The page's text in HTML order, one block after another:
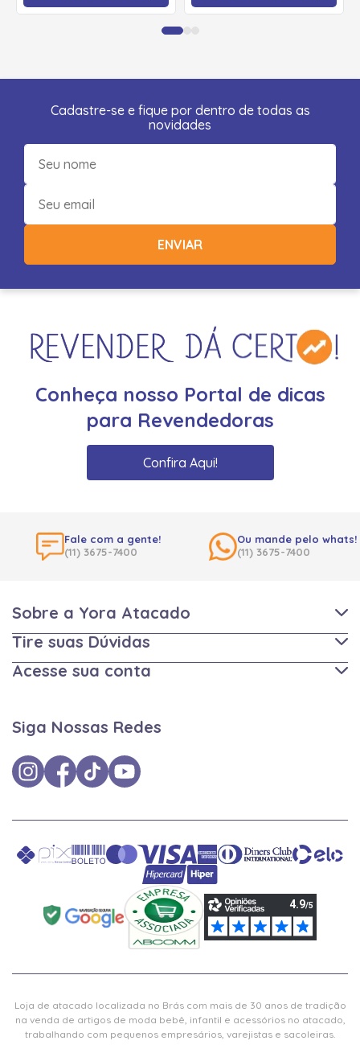
Cadastre-se e fique por dentro de todas as
novidades
ENVIAR
Conheça nosso Portal de dicas
para Revendedoras
Confira Aqui!
Fale com a gente!
(11) 3675-7400
Ou mande pelo whats!
(11) 3675-7400
Sobre a Yora Atacado
Tire suas Dúvidas
Acesse sua conta
Siga Nossas Redes
Loja de atacado localizada no Brás com mais de 30 anos de tradição
na venda de artigos de moda bebê, infantil e acessórios no atacado,
trabalhando com pequenos empresários, varejistas e sacoleiras.